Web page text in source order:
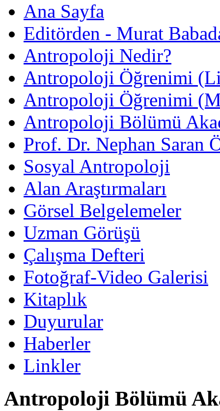
Ana Sayfa
Editörden - Murat
Antropoloji Nedir?
Antropoloji Öğrenimi
Antropoloji Öğrenimi
Antropoloji Bölümü
Prof. Dr. Nephan Saran
Sosyal Antropoloji
Alan Araştırmaları
Görsel Belgelemeler
Uzman Görüşü
Çalışma Defteri
Fotoğraf-Video Galerisi
Kitaplık
Duyurular
Haberler
Linkler
Antropoloji Bölümü